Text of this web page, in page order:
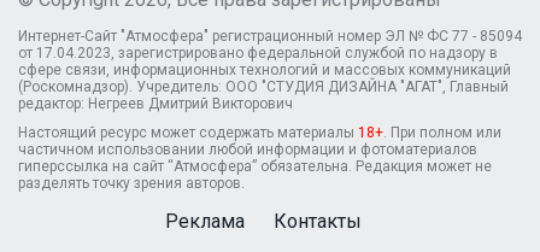
Интернет-Сайт "Атмосфера" регистрационный номер ЭЛ № ФС 77 - 85094
от 17.04.2023, зарегистрировано федеральной службой по надзору в
сфере связи, информационных технологий и массовых коммуникаций
(Роскомнадзор). Учредитель: ООО "СТУДИЯ ДИЗАЙНА "АГАТ", Главный
редактор: Негреев Дмитрий Викторович
Настоящий ресурс может содержать материалы 18+. При полном или
частичном использовании любой информации и фотоматериалов
гиперссылка на сайт “Атмосфера” обязательна. Редакция может не
разделять точку зрения авторов.
Реклама Контакты